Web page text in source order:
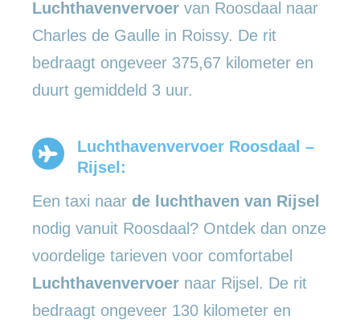
Luchthavenvervoer van Roosdaal naar
Charles de Gaulle in Roissy. De rit
bedraagt ongeveer 375,67 kilometer en
duurt gemiddeld 3 uur.
Luchthavenvervoer Roosdaal –
Rijsel:
Een taxi naar de luchthaven van Rijsel
nodig vanuit Roosdaal? Ontdek dan onze
voordelige tarieven voor comfortabel
Luchthavenvervoer naar Rijsel. De rit
bedraagt ongeveer 130 kilometer en